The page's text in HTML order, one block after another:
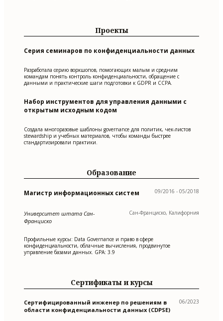
Проекты
Серия семинаров по конфиденциальности данных
Разработала серию воркшопов, помогающих малым и средним
командам понять контроль конфиденциальности, обращение с
данными и практические шаги подготовки к GDPR и CCPA.
Набор инструментов для управления данными с
открытым исходным кодом
Создала многоразовые шаблоны governance для политик, чек-листов
stewardship и учебных материалов, чтобы команды быстрее
стандартизировали практики.
Образование
Магистр информационных систем 09/2016 - 05/2018
Университет штата Сан-
Франциско
Сан-Франциско, Калифорния
Профильные курсы: Data Governance и право в сфере
конфиденциальности, облачные вычисления, продвинутое
управление базами данных. GPA: 3.9
Сертификаты и курсы
Сертифицированный инженер по решениям в
области конфиденциальности данных (CDPSE)
06/2023